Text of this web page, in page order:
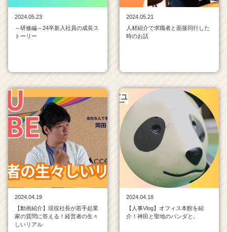
ア
h
C
a
r
e
e
r）
2024.05.23
～研修編～24卒新入社員の成長ス
トーリー
2024.05.21
人材紹介で求職者と面接同行した
時のお話
2024.04.19
【動画紹介】現役社長が若手起業
家の質問に答える！経営者の生々
しいリアル
2024.04.18
【人事Vlog】オフィス本館を紹
介！神田と聖地のパンダと。